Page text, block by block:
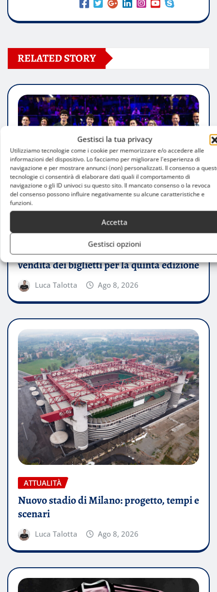
Gestisci la tua privacy
Utilizziamo tecnologie come i cookie per memorizzare e/o accedere alle
informazioni del dispositivo. Lo facciamo per migliorare l'esperienza di
navigazione e per mostrare annunci (non) personalizzati. Il consenso a
tecnologie ci consentirà di elaborare dati quali il comportamento di
navigazione o gli ID univoci su questo sito. Il mancato consenso o la revoca
del consenso possono influire negativamente su alcune caratteristiche e
funzioni.
Accetta
Gestisci opzioni
RELATED STORY
ATTUALITÀ
Milano Premier Padel 2026, aperta la
vendita dei biglietti per la quinta edizione
Luca Talotta Ago 8, 2026
ATTUALITÀ
Nuovo stadio di Milano: progetto, tempi e
scenari
Luca Talotta Ago 8, 2026